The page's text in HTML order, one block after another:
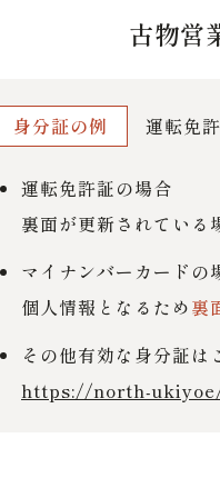
古物営
身分証の例 運転免
運転免許証の場合
裏面が更新されている
マイナンバーカードの
個人情報となるため裏
その他有効な身分証は
https://north-